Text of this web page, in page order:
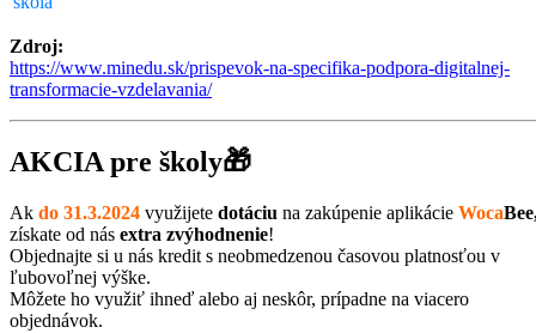
Zdroj:
https://www.minedu.sk/prispevok-na-specifika-podpora-digitalnej-
transformacie-vzdelavania/
AKCIA pre školy🎁
Ak do 31.3.2024 využijete dotáciu na zakúpenie aplikácie Woca
získate od nás extra zvýhodnenie!
Objednajte si u nás kredit s neobmedzenou časovou platnosťou v
ľubovoľnej výške.
Môžete ho využiť ihneď alebo aj neskôr, prípadne na viacero
objednávok.